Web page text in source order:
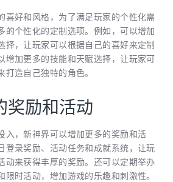
喜好和风格，为了满足玩家的个性化需
的个性化的定制选项。例如，可以增加
择，让玩家可以根据自己的喜好来定制
增加更多的技能和天赋选择，让玩家可
打造自己独特的角色。
奖励和活动
入，新神界可以增加更多的奖励和活
登录奖励、活动任务和成就系统，让玩
动来获得丰厚的奖励。还可以定期举办
限时活动，增加游戏的乐趣和刺激性。